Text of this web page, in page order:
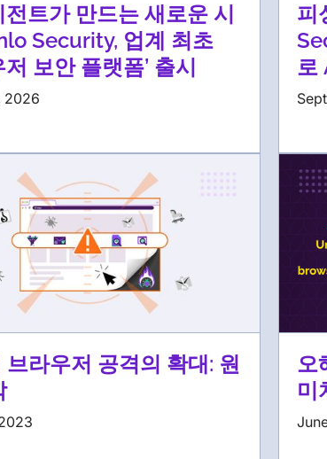
트가 만드는 새로운 시
Security, 업계 최초
저 보안 플랫폼’ 출시
2026
피
로
브라우저 공격의 확대: 원
오
미